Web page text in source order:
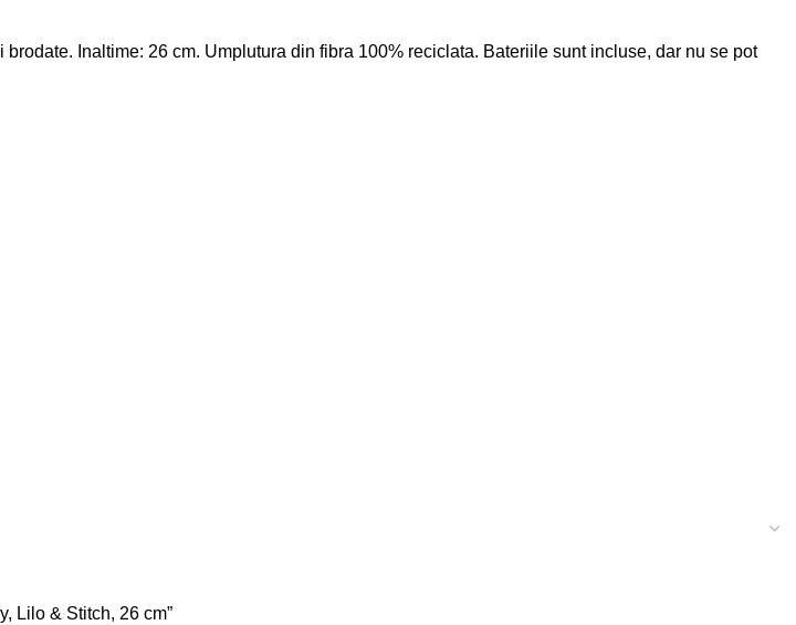
Inaltime: 26 cm. Umplutura din fibra 100% reciclata. Bateriile sunt incluse, dar nu se pot
Lilo & Stitch, 26 cm”